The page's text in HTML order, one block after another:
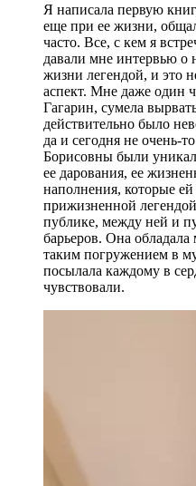
Я написала первую
еще при ее жизни,
часто. Все, с кем я
давали мне интервью о
жизни легендой, и это
аспект. Мне даже один
Гагарин, сумела
действительно было
да и сегодня не очень-
Борисовны были
ее дарования, ее
наполнения, которые ей
прижизненной
публике, между ней и
барьеров. Она
таким погружением в
посылала каждому в
чувствовали.